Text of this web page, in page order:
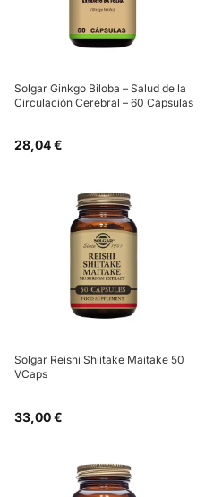
Solgar Ginkgo Biloba – Salud de la
Circulación Cerebral – 60 Cápsulas
28,04 €
Solgar Reishi Shiitake Maitake 50
VCaps
33,00 €